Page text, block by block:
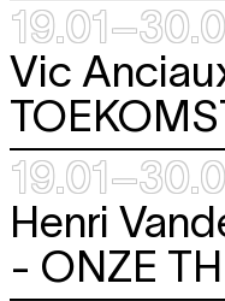
Vic
Henri
- ONZE